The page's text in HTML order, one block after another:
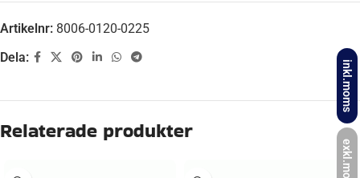
inkl.moms
exkl.moms
Artikelnr: 8006-0120-0225
Dela:
Beskrivning
225 N